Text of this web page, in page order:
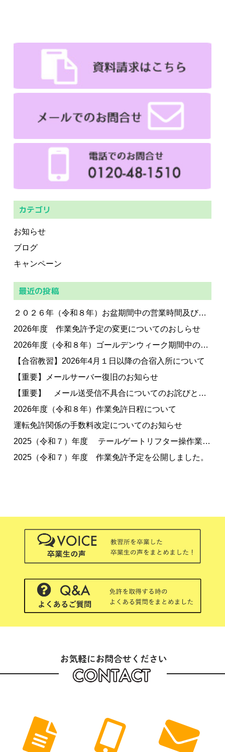
カテゴリ
お知らせ
ブログ
キャンペーン
最近の投稿
２０２６年（令和８年）お盆期間中の営業時間及び休業日のお知らせ
2026年度 作業免許予定の変更についてのおしらせ
2026年度（令和８年）ゴールデンウィーク期間中の営業について
【合宿教習】2026年4月１日以降の合宿入所について
【重要】メールサーバー復旧のお知らせ
【重要】 メール送受信不具合についてのお詫びとお知らせ
2026年度（令和８年）作業免許日程について
運転免許関係の手数料改定についてのお知らせ
2025（令和７）年度 テールゲートリフター操作業務特別教育について
2025（令和７）年度 作業免許予定を公開しました。